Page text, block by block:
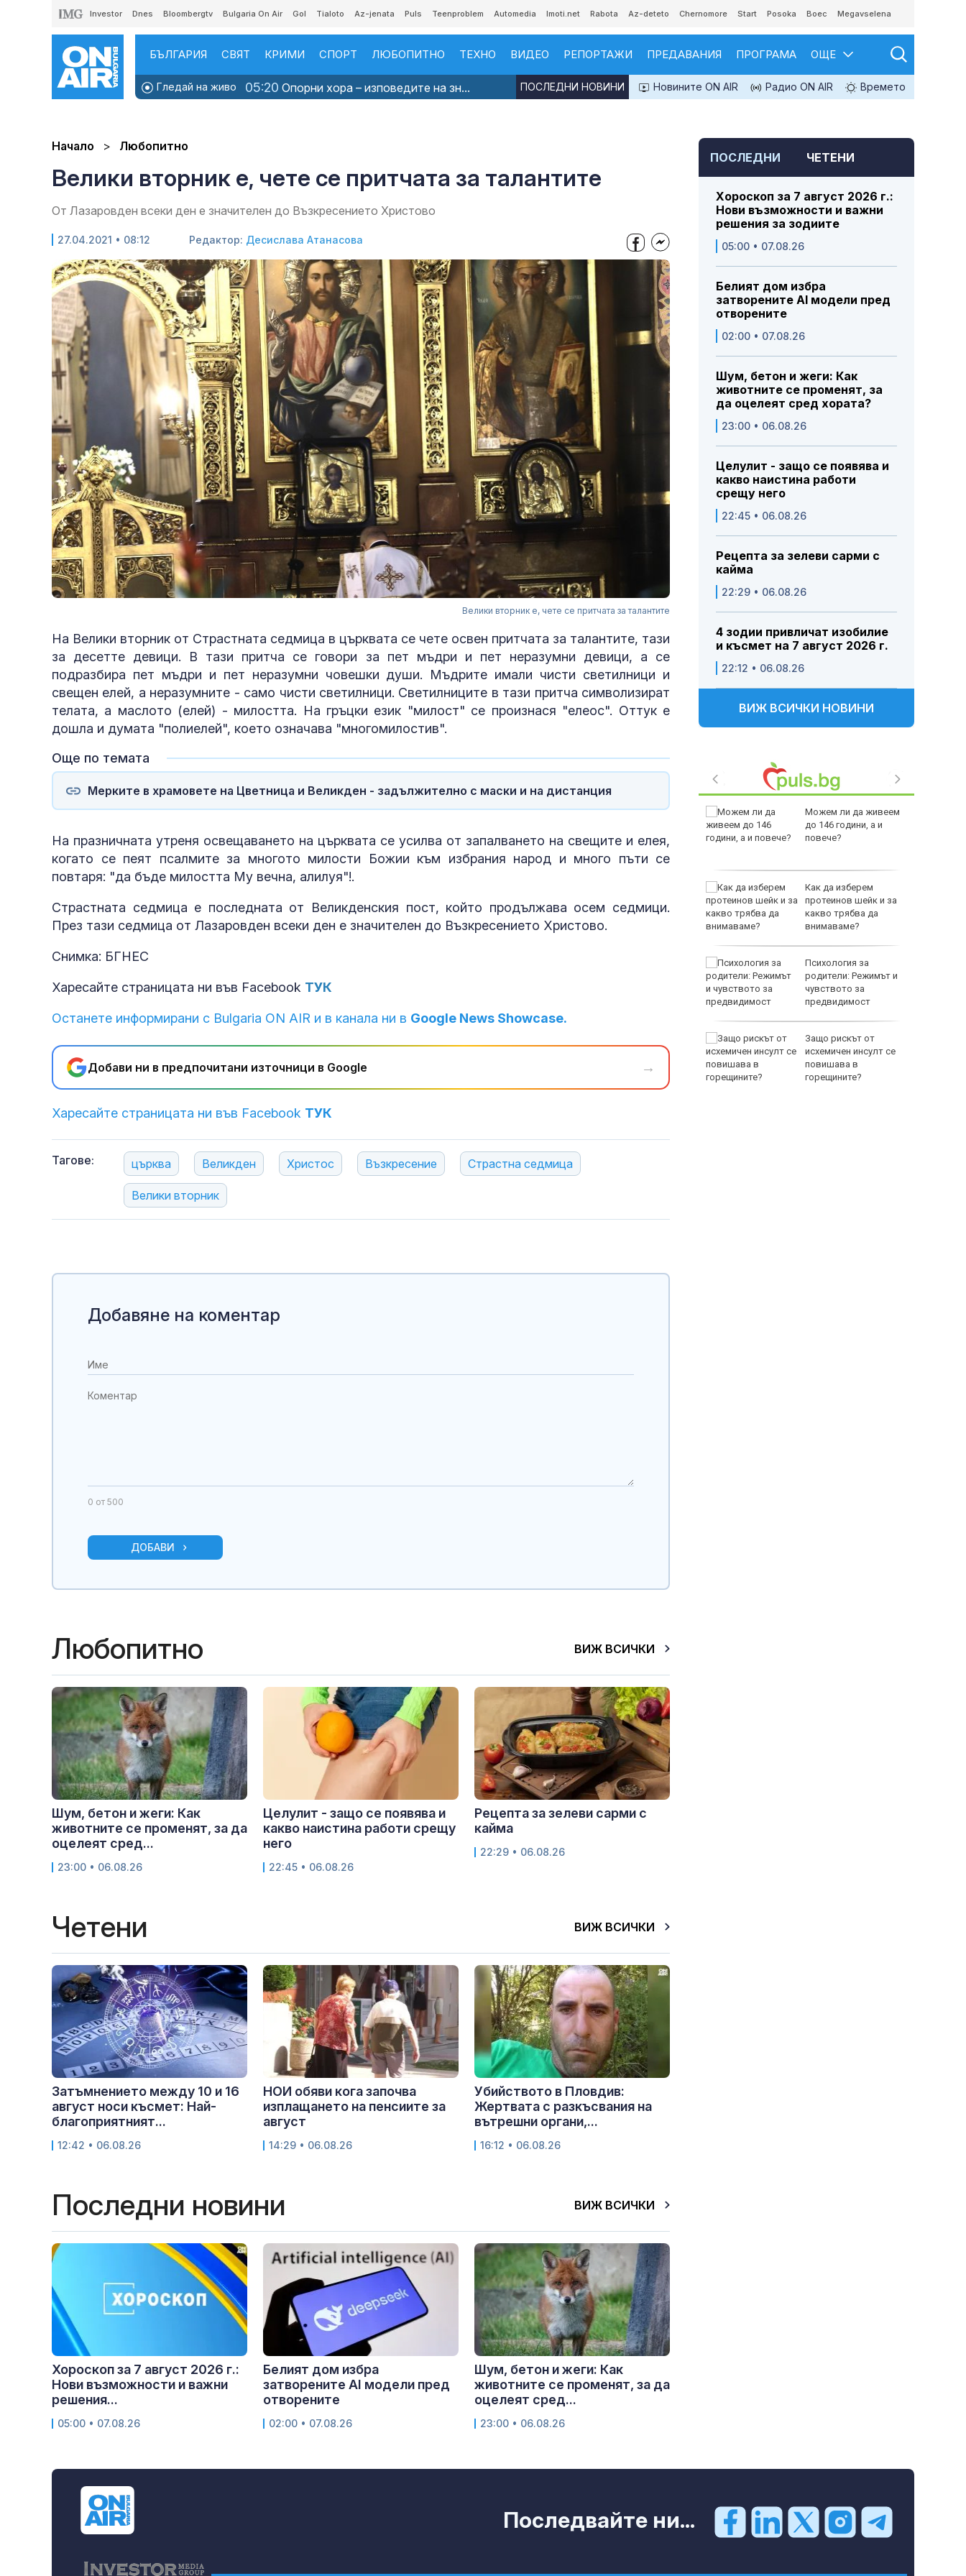
Investor Dnes Bloombergtv Bulgaria On Air Gol Tialoto Az-jenata Puls Teenproblem Automedia Imoti.net Rabota Az-deteto Chernomore Start Posoka Boec Megavselena
БЪЛГАРИЯ СВЯТ КРИМИ СПОРТ ЛЮБОПИТНО ТЕХНО ВИДЕО РЕПОРТАЖИ ПРЕДАВАНИЯ ПРОГРАМА ОЩЕ
Гледай на живо 05:20 Опорни хора – изповедите на зн... Новините ON AIR Радио ON AIR Времето
ПОСЛЕДНИ НОВИНИ
Начало Любопитно
Велики вторник е, чете се притчата за талантите
От Лазаровден всеки ден е значителен до Възкресението Христово
27.04.2021 • 08:12 Редактор: Десислава Атанасова
Велики вторник е, чете се притчата за талантите
На Велики вторник от Страстната седмица в църквата се чете освен притчата за талантите, тази
за десетте девици. В тази притча се говори за пет мъдри и пет неразумни девици, а се
подразбира пет мъдри и пет неразумни човешки души. Мъдрите имали чисти светилници и
свещен елей, а неразумните - само чисти светилници. Светилниците в тази притча символизират
телата, а маслото (елей) - милостта. На гръцки език "милост" се произнася "елеос". Оттук е
дошла и думата "полиелей", което означава "многомилостив".
Още по темата
Мерките в храмовете на Цветница и Великден - задължително с маски и на дистанция
На празничната утреня освещаването на църквата се усилва от запалването на свещите и елея,
когато се пеят псалмите за многото милости Божии към избрания народ и много пъти се
повтаря: "да бъде милостта Му вечна, алилуя"!.
Страстната седмица е последната от Великденския пост, който продължава осем седмици.
През тази седмица от Лазаровден всеки ден е значителен до Възкресението Христово.
Снимка: БГНЕС
Харесайте страницата ни във Facebook ТУК
Останете информирани с Bulgaria ON AIR и в канала ни в Google News Showcase.
Добави ни в предпочитани източници в Google →
Харесайте страницата ни във Facebook ТУК
Тагове: църква Великден Христос Възкресение Страстна седмица
Велики вторник
ПОСЛЕДНИ ЧЕТЕНИ
Хороскоп за 7 август 2026 г.:
Нови възможности и важни
решения за зодиите
05:00 • 07.08.26
Белият дом избра
затворените AI модели пред
отворените
02:00 • 07.08.26
Шум, бетон и жеги: Как
животните се променят, за
да оцелеят сред хората?
23:00 • 06.08.26
Целулит - защо се появява и
какво наистина работи
срещу него
22:45 • 06.08.26
Рецепта за зелеви сарми с
кайма
22:29 • 06.08.26
4 зодии привличат изобилие
и късмет на 7 август 2026 г.
22:12 • 06.08.26
ВИЖ ВСИЧКИ НОВИНИ
Днес се прощаваме с
Димитър Шумналиев
ПВО: Ново
предизвикателство за
полети под радара
Можем ли да живеем
до 146 години, а и
повече?
Как да изберем
протеинов шейк и за
какво трябва да
внимаваме?
Психология за
родители: Режимът и
чувството за
предвидимост
Защо рискът от
исхемичен инсулт се
повишава в
горещините?
Добавяне на коментар
0 от 500
ДОБАВИ
Любопитно ВИЖ ВСИЧКИ
Шум, бетон и жеги: Как
животните се променят, за да
оцелеят сред...
23:00 • 06.08.26
Целулит - защо се появява и
какво наистина работи срещу
него
22:45 • 06.08.26
Рецепта за зелеви сарми с
кайма
22:29 • 06.08.26
Четени ВИЖ ВСИЧКИ
Затъмнението между 10 и 16
август носи късмет: Най-
благоприятният...
12:42 • 06.08.26
НОИ обяви кога започва
изплащането на пенсиите за
август
14:29 • 06.08.26
Убийството в Пловдив:
Жертвата с разкъсвания на
вътрешни органи,...
16:12 • 06.08.26
Последни новини ВИЖ ВСИЧКИ
Хороскоп за 7 август 2026 г.:
Нови възможности и важни
решения...
05:00 • 07.08.26
Белият дом избра
затворените AI модели пред
отворените
02:00 • 07.08.26
Шум, бетон и жеги: Как
животните се променят, за да
оцелеят сред...
23:00 • 06.08.26
Последвайте ни...